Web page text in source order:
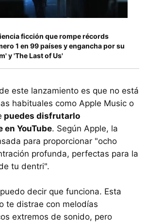
ficción que rompe récords
1 en 99 países y engancha por su
y 'The Last of Us'
este lanzamiento es que no está
habituales como Apple Music o
puedes disfrutarlo
YouTube. Según Apple, la
para proporcionar "ocho
profunda, perfectas para la
tu dentri".
decir que funciona. Esta
te distrae con melodías
extremos de sonido, pero